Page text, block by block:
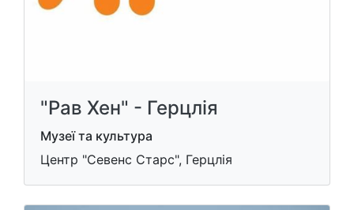
"Рав Хен" - Герцлія
Музеї та культура
Центр "Севенс Старс", Герцлія